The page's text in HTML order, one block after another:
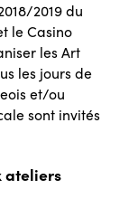
2019 du
le Casino
les Art
les jours de
et/ou
sont invités
ateliers